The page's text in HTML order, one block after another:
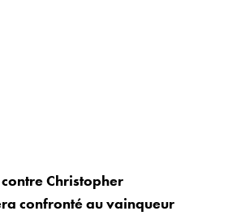
Christopher
confronté au vainqueur